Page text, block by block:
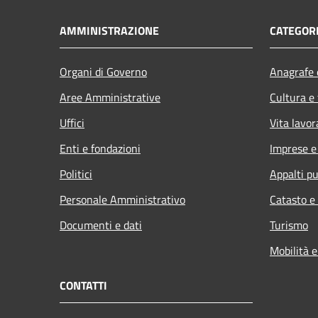
AMMINISTRAZIONE
Organi di Governo
Aree Amministrative
Uffici
Enti e fondazioni
Politici
Personale Amministrativo
Documenti e dati
Cultura
Vita
Imprese
Appalti
Catasto
Turismo
Mobilità
CONTATTI